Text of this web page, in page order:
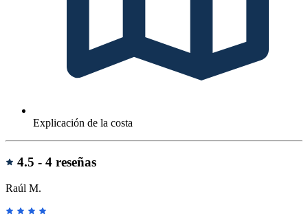
Explicación de la costa
Reseñas
4.5 - 4 reseñas
Raúl M.